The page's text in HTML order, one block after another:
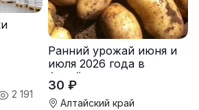
2 191
Ранний урожай июня и
июля 2026 года в
Алтайском крае
30 ₽
Алтайский край